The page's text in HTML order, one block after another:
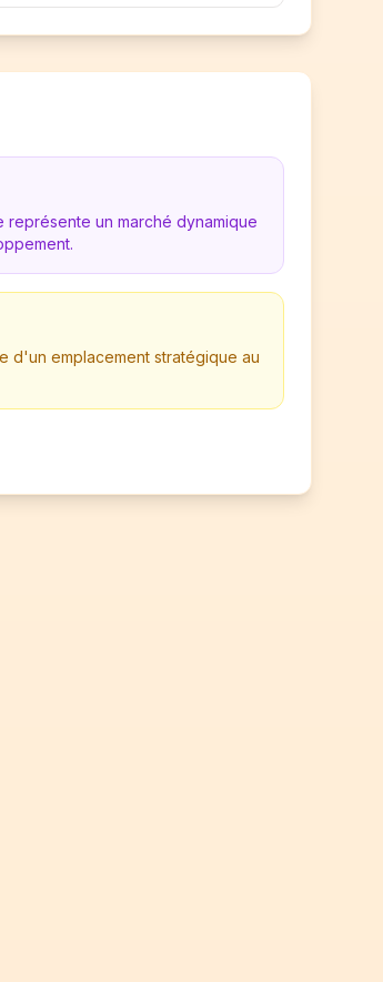
un marché dynamique
d'un emplacement stratégique au